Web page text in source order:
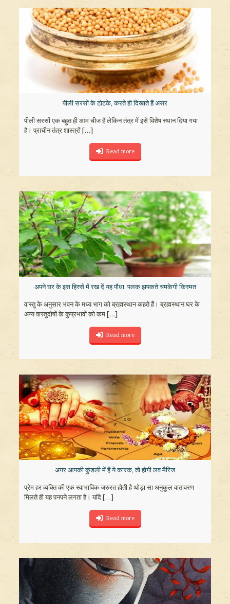
पीली सरसों के टोटके, करते ही दिखाते हैं असर
पीली सरसों एक बहुत ही आम चीज हैं लेकिन तंत्र में इसे विशेष स्थान दिया गया
है। प्राचीन तंत्र शास्त्रों[…]
Read more
अपने घर के इस हिस्से में रख दें यह पौधा, पलक झपकते चमकेगी किस्मत
वास्तु के अनुसार भवन के मध्य भाग को ब्रह्मस्थान कहते हैं। ब्रह्मस्थान घर के
अन्य वास्तुदोषों के कुप्रभावों को कम[…]
Read more
अगर आपकी कुंडली में हैं ये कारक, तो होगी लव मैरिज
प्रेम हर व्यक्ति की एक स्वाभाविक जरुरत होती है थोड़ा सा अनुकूल वातावरण
मिलते ही यह पनपने लगता है। यदि[…]
Read more